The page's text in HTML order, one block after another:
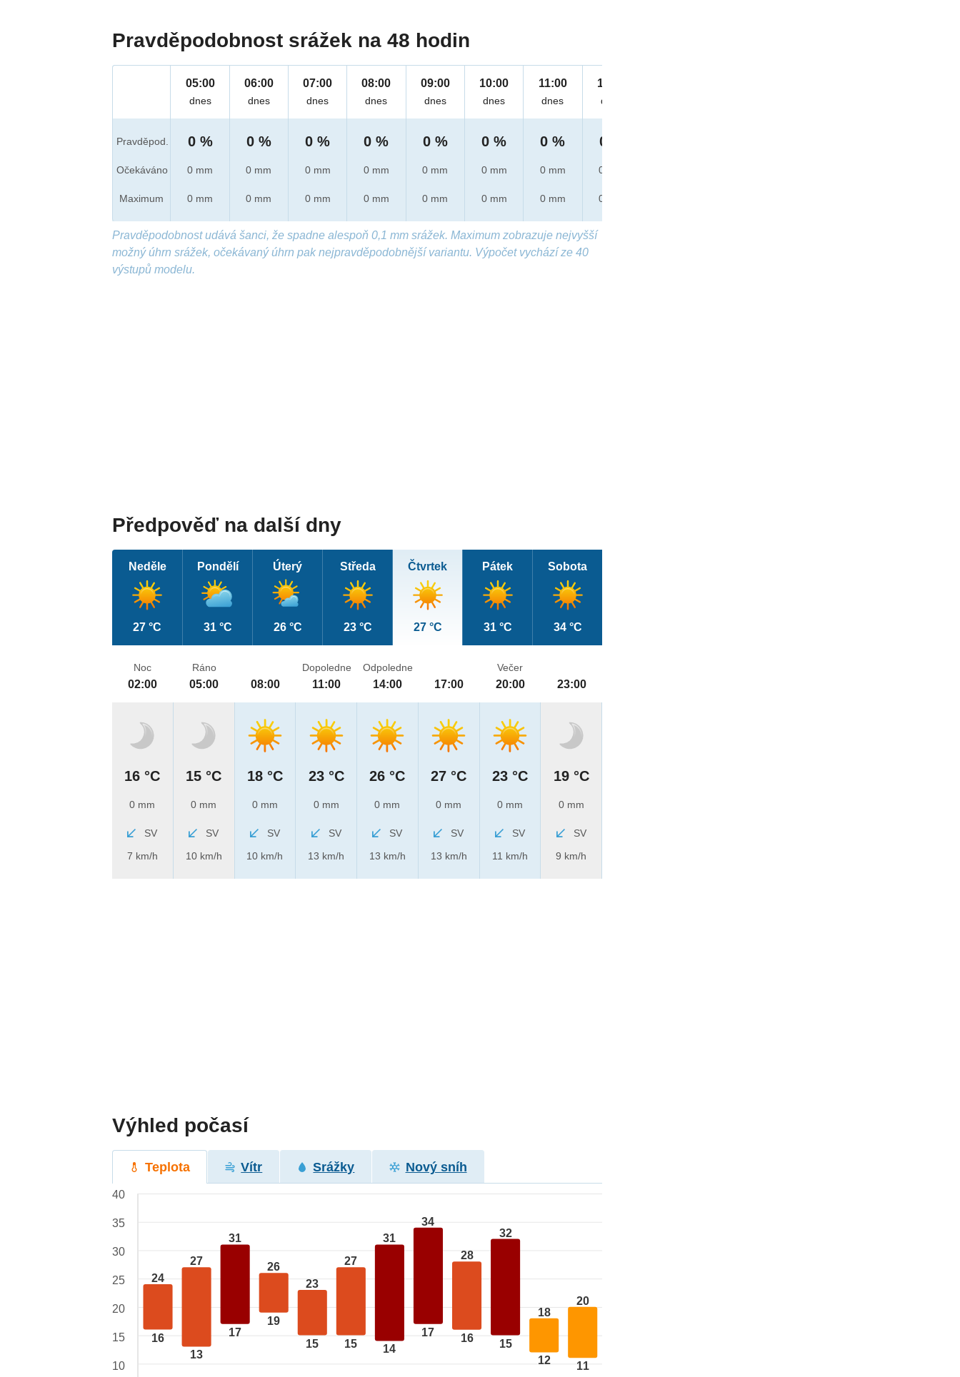
Pravděpodobnost srážek na 48 hodin
Pravděpod.
Očekáváno
Maximum
05:00
dnes
0 %
0 mm
0 mm
06:00
dnes
0 %
0 mm
0 mm
07:00
dnes
0 %
0 mm
0 mm
08:00
dnes
0 %
0 mm
0 mm
09:00
dnes
0 %
0 mm
0 mm
10:00
dnes
0 %
0 mm
0 mm
11:00
dnes
0 %
0 mm
0 mm
12:00
dnes
0 %
0 mm
0 mm
Pravděpodobnost udává šanci, že spadne alespoň 0,1 mm srážek. Maximum zobrazuje nejvyšší
možný úhrn srážek, očekávaný úhrn pak nejpravděpodobnější variantu. Výpočet vychází ze 40
výstupů modelu.
Předpověď na další dny
Neděle
27 °C
Pondělí
31 °C
Úterý
26 °C
Středa
23 °C
Čtvrtek
27 °C
Pátek
31 °C
Sobota
34 °C
Noc
02:00
16 °C
0 mm
SV
7 km/h
Ráno
05:00
15 °C
0 mm
SV
10 km/h
08:00
18 °C
0 mm
SV
10 km/h
Dopoledne
11:00
23 °C
0 mm
SV
13 km/h
Odpoledne
14:00
26 °C
0 mm
SV
13 km/h
17:00
27 °C
0 mm
SV
13 km/h
Večer
20:00
23 °C
0 mm
SV
11 km/h
23:00
19 °C
0 mm
SV
9 km/h
Výhled počasí
Teplota Vítr Srážky Nový sníh
24
16
27
13
31
17
26
19
23
15
27
15
31
14
34
17
28
16
32
15
18
12
20
11
40
35
30
25
20
15
10